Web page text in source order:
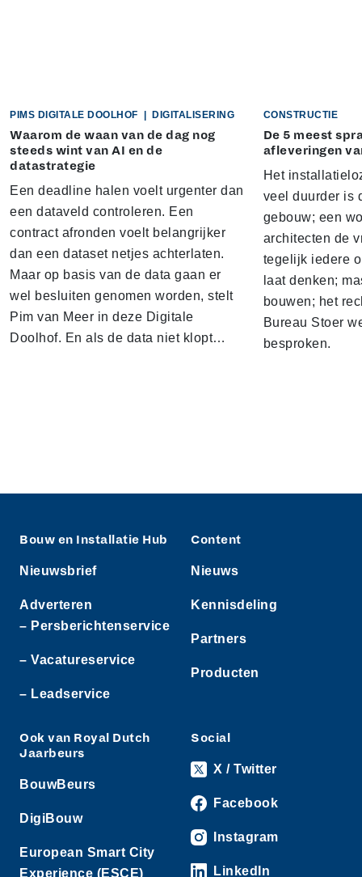
PIMS DIGITALE DOOLHOF | DIGITALISERING
Waarom de waan van de dag nog
steeds wint van AI en de
datastrategie
Een deadline halen voelt urgenter dan
een dataveld controleren. Een
contract afronden voelt belangrijker
dan een dataset netjes achterlaten.
Maar op basis van de data gaan er
wel besluiten genomen worden, stelt
Pim van Meer in deze Digitale
Doolhof. En als de data niet klopt…
CONSTRUCTIE
De 5 meest
afleveringen
Het
veel duurder is
gebouw; een
architecten de
tegelijk iedere
laat denken;
bouwen; het
Bureau Stoer
besproken.
Bouw en Installatie Hub
Nieuwsbrief
Adverteren
– Persberichtenservice
– Vacatureservice
– Leadservice
Content
Nieuws
Kennisdeling
Partners
Producten
Ook van Royal Dutch
Jaarbeurs
BouwBeurs
DigiBouw
European Smart City
Experience (ESCE)
Social
X / Twitter
Facebook
Instagram
LinkedIn